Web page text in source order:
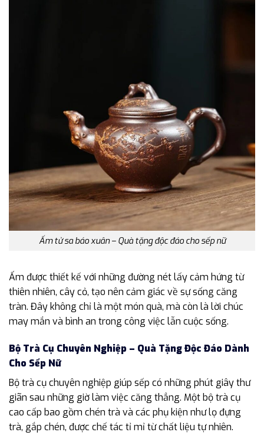
Ấm tử sa báo xuân – Quà tặng độc đáo cho sếp nữ
Ấm được thiết kế với những đường nét lấy cảm hứng từ
thiên nhiên, cây cỏ, tạo nên cảm giác về sự sống căng
tràn. Đây không chỉ là một món quà, mà còn là lời chúc
may mắn và bình an trong công việc lẫn cuộc sống.
Bộ Trà Cụ Chuyên Nghiệp – Quà Tặng Độc Đáo Dành
Cho Sếp Nữ
Bộ trà cụ chuyên nghiệp giúp sếp có những phút giây thư
giãn sau những giờ làm việc căng thẳng. Một bộ trà cụ
cao cấp bao gồm chén trà và các phụ kiện như lọ đựng
trà, gắp chén, được chế tác tỉ mỉ từ chất liệu tự nhiên.